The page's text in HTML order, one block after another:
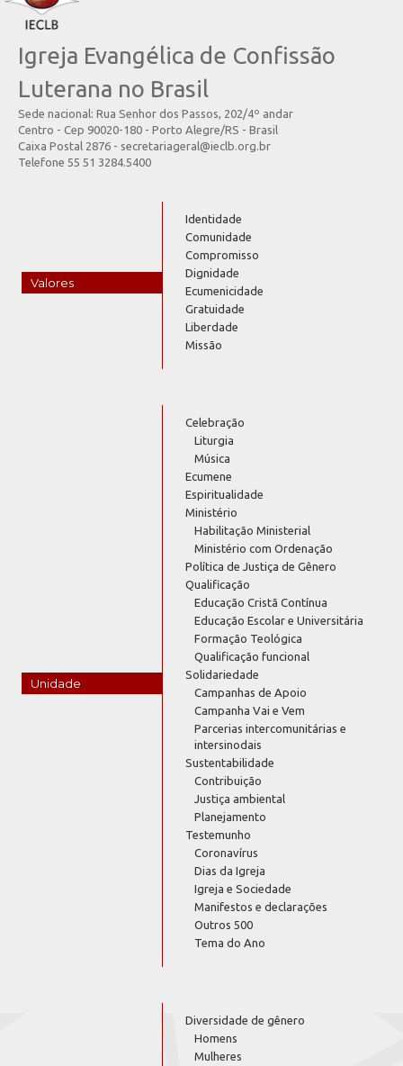
Igreja Evangélica de Confissão
Luterana no Brasil
Sede nacional: Rua Senhor dos Passos, 202/4º andar
Centro - Cep 90020-180 - Porto Alegre/RS - Brasil
Caixa Postal 2876 - secretariageral@ieclb.org.br
Telefone 55 51 3284.5400
Valores
Identidade
Comunidade
Compromisso
Dignidade
Ecumenicidade
Gratuidade
Liberdade
Missão
Unidade
Celebração
Liturgia
Música
Ecumene
Espiritualidade
Ministério
Habilitação Ministerial
Ministério com Ordenação
Política de Justiça de Gênero
Qualificação
Educação Cristã Contínua
Educação Escolar e Universitária
Formação Teológica
Qualificação funcional
Solidariedade
Campanhas de Apoio
Campanha Vai e Vem
Parcerias intercomunitárias e
intersinodais
Sustentabilidade
Contribuição
Justiça ambiental
Planejamento
Testemunho
Coronavírus
Dias da Igreja
Igreja e Sociedade
Manifestos e declarações
Outros 500
Tema do Ano
Diversidade de gênero
Homens
Mulheres